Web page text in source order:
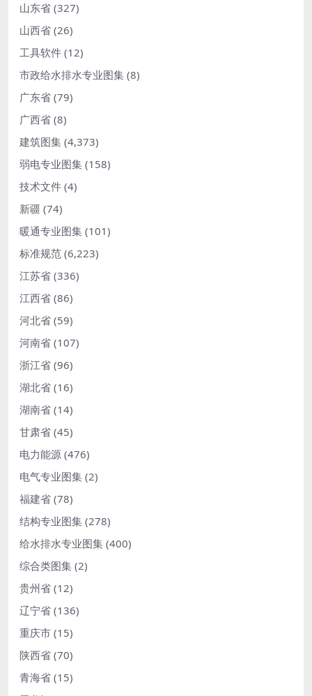
山东省 (327)
山西省 (26)
工具软件 (12)
市政给水排水专业图集 (8)
广东省 (79)
广西省 (8)
建筑图集 (4,373)
弱电专业图集 (158)
技术文件 (4)
新疆 (74)
暖通专业图集 (101)
标准规范 (6,223)
江苏省 (336)
江西省 (86)
河北省 (59)
河南省 (107)
浙江省 (96)
湖北省 (16)
湖南省 (14)
甘肃省 (45)
电力能源 (476)
电气专业图集 (2)
福建省 (78)
结构专业图集 (278)
给水排水专业图集 (400)
综合类图集 (2)
贵州省 (12)
辽宁省 (136)
重庆市 (15)
陕西省 (70)
青海省 (15)